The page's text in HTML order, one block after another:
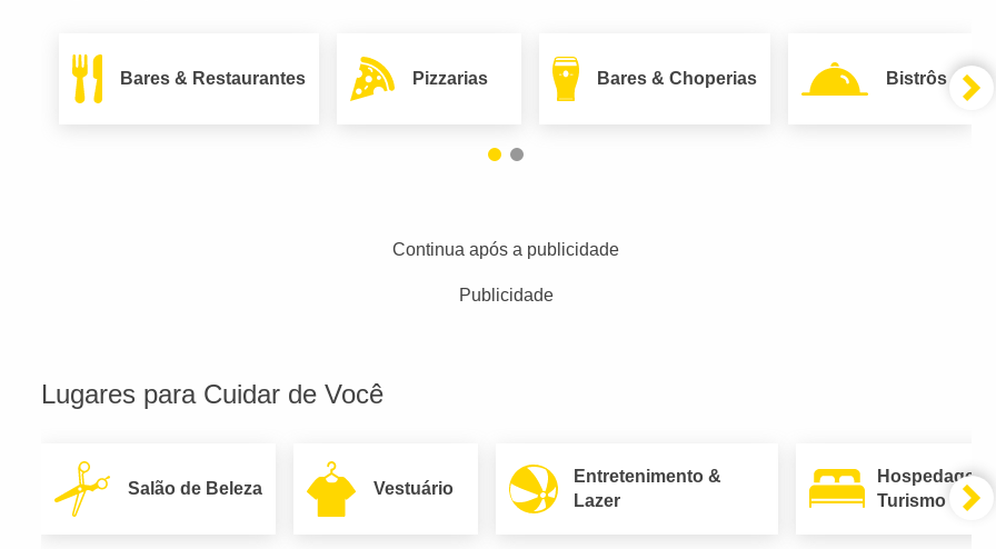
Bares & Restaurantes Pizzarias Bares & Choperias Bistrôs
Continua após a publicidade
Publicidade
Lugares para Cuidar de Você
Salão de Beleza Vestuário
Entretenimento &
Lazer
Hospedagem
Turismo